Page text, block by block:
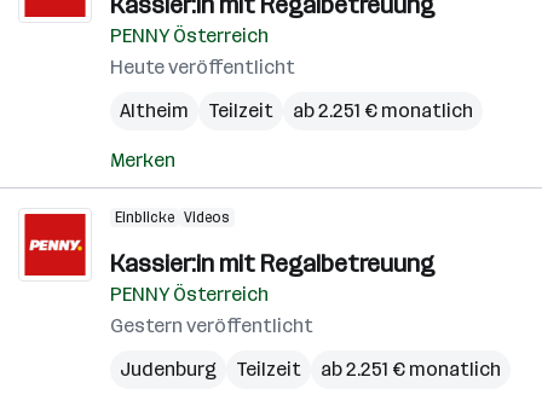
PENNY Österreich
Heute veröffentlicht
Altheim
Teilzeit ab 2.251 € monatlich
Merken
Einblicke Videos
Kassier:in mit Regalbetreuung
PENNY Österreich
Gestern veröffentlicht
Judenburg
Teilzeit ab 2.251 € monatlich